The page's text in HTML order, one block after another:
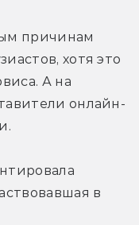
причинам
хотя это
А на
онлайн-
в